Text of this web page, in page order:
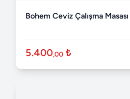
Bohem Ceviz Çalışma
5.400,00 ₺